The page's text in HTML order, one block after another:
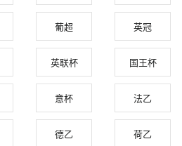
葡超 英冠
英联杯 国王杯
意杯 法乙
德乙 荷乙